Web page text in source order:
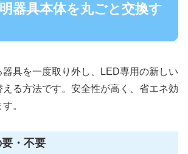
器具本体を丸ごと交換す
器具を一度取り外し、LED専用の新しい
る方法です。安全性が高く、省エネ効
。
・不要